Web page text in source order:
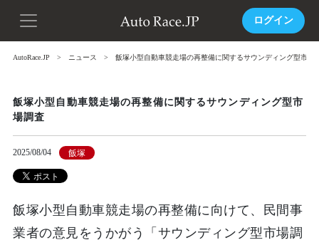
ログイン
AutoRace.JP ニュース 飯塚小型自動車競走場の再整備に関するサウンディング型市場
飯塚小型自動車競走場の再整備に関するサウンディング型市
場調査
2025/08/04 飯塚
飯塚小型自動車競走場の再整備に向けて、民間事
業者の意見をうかがう「サウンディング型市場調